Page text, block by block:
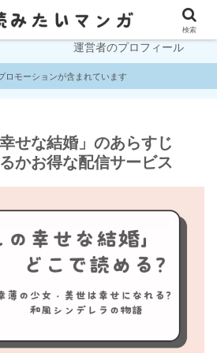
お問い合わせ
運営者のプロフィール
ロモーションが含まれています
せな結婚」のあらすじ
かお得な配信サービス
検索